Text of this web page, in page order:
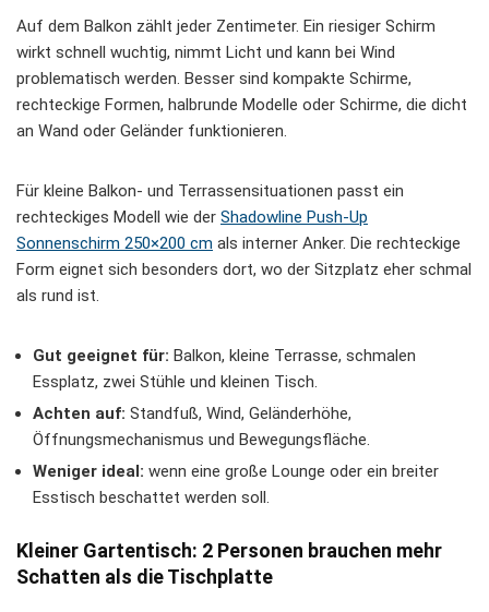
Auf dem Balkon zählt jeder Zentimeter. Ein riesiger Schirm
wirkt schnell wuchtig, nimmt Licht und kann bei Wind
problematisch werden. Besser sind kompakte Schirme,
rechteckige Formen, halbrunde Modelle oder Schirme, die dicht
an Wand oder Geländer funktionieren.
Für kleine Balkon- und Terrassensituationen passt ein
rechteckiges Modell wie der Shadowline Push-Up
Sonnenschirm 250×200 cm als interner Anker. Die rechteckige
Form eignet sich besonders dort, wo der Sitzplatz eher schmal
als rund ist.
Gut geeignet für: Balkon, kleine Terrasse, schmalen
Essplatz, zwei Stühle und kleinen Tisch.
Achten auf: Standfuß, Wind, Geländerhöhe,
Öffnungsmechanismus und Bewegungsfläche.
Weniger ideal: wenn eine große Lounge oder ein breiter
Esstisch beschattet werden soll.
Kleiner Gartentisch: 2 Personen brauchen mehr
Schatten als die Tischplatte